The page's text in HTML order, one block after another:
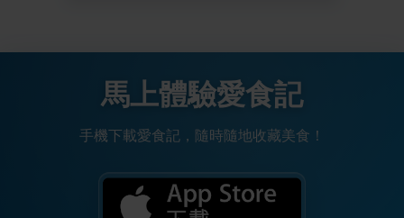
馬上體驗愛食記
手機下載愛食記，隨時隨地收藏美食！